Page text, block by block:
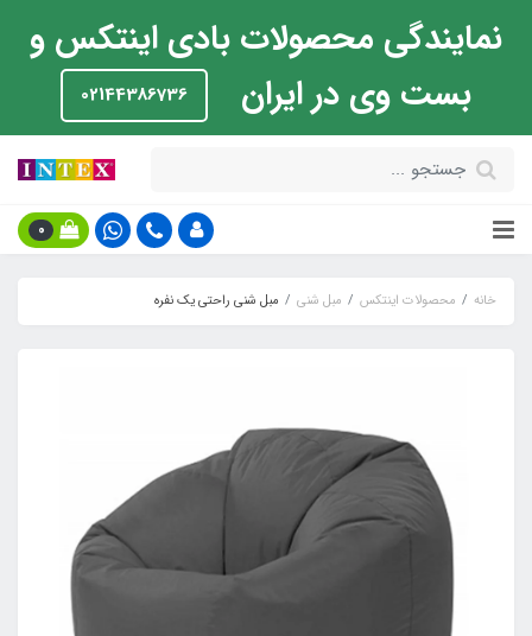
نمایندگی محصولات بادی اینتکس و
بست وی در ایران
02144386736
0
خانه محصولات اینتکس مبل شنی مبل شنی راحتی یک نفره